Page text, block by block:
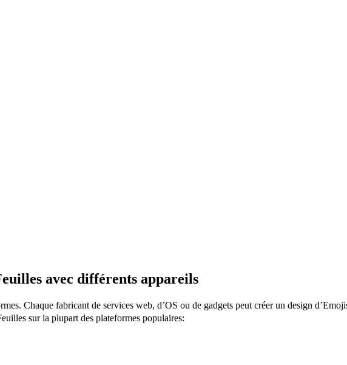
avec différents appareils
Chaque fabricant de services web, d’OS ou de gadgets peut créer un design
sur la plupart des plateformes populaires: